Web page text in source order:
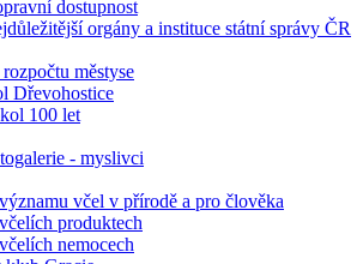
dostupnost
orgány a instituce státní správy ČR
městyse
Dřevohostice
100 let
- myslivci
včel v přírodě a pro člověka
produktech
nemocech